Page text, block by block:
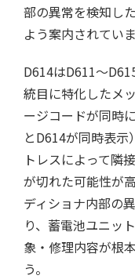
部の異常を検知し
よう案内されていま
D614はD611〜
統目に特化したメ
ージコードが同時
とD614が同時表
トレスによって隣
が切れた可能性が
ディショナ内部の
り、蓄電池ユニッ
象・修理内容が根
う。